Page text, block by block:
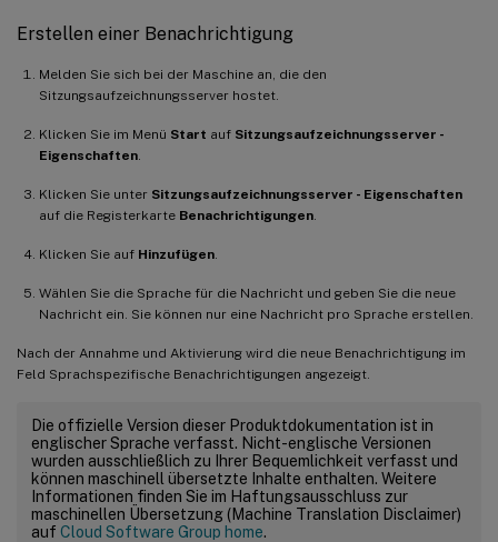
Erstellen einer Benachrichtigung
Melden Sie sich bei der Maschine an, die den
Sitzungsaufzeichnungsserver hostet.
Klicken Sie im Menü Start auf Sitzungsaufzeichnungsserver -
Eigenschaften
Klicken Sie unter Sitzungsaufzeichnungsserver - Eigenschaften
auf die Registerkarte Benachrichtigungen
Klicken Sie auf Hinzufügen
Wählen Sie die Sprache für die Nachricht und geben Sie die neue
Nachricht ein. Sie können nur eine Nachricht pro Sprache erstellen.
Nach der Annahme und Aktivierung wird die neue Benachrichtigung im
Feld Sprachspezifische Benachrichtigungen angezeigt.
Die offizielle Version dieser Produktdokumentation ist in
englischer Sprache verfasst. Nicht-englische Versionen
wurden ausschließlich zu Ihrer Bequemlichkeit verfasst und
können maschinell übersetzte Inhalte enthalten. Weitere
Informationen finden Sie im Haftungsausschluss zur
maschinellen Übersetzung (Machine Translation Disclaimer)
auf Cloud Software Group home.